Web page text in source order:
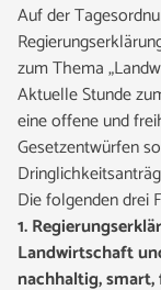
Auf der
zum Thema
Aktuelle Stunde
eine offene und
Gesetzentwürfen
Die folgenden drei
1.
Landwirtschaft
nachhaltig, smart,